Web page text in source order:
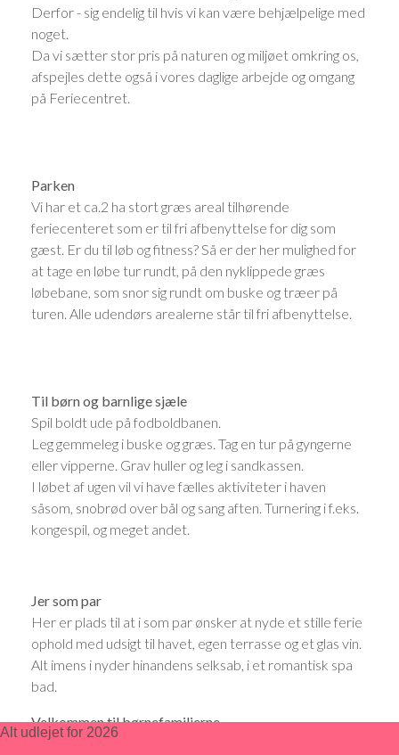
Derfor - sig endelig til hvis vi kan være behjælpelige med
noget.
Da vi sætter stor pris på naturen og miljøet omkring os,
afspejles dette også i vores daglige arbejde og omgang
på Feriecentret.
Parken
Vi har et ca.2 ha stort græs areal tilhørende
feriecenteret som er til fri afbenyttelse for dig som
gæst. Er du til løb og fitness? Så er der her mulighed for
at tage en løbe tur rundt, på den nyklippede græs
løbebane, som snor sig rundt om buske og træer på
turen. Alle udendørs arealerne står til fri afbenyttelse.
Til børn og barnlige sjæle
Spil boldt ude på fodboldbanen.
Leg gemmeleg i buske og græs. Tag en tur på gyngerne
eller vipperne. Grav huller og leg i sandkassen.
I løbet af ugen vil vi have fælles aktiviteter i haven
såsom, snobrød over bål og sang aften. Turnering i f.eks.
kongespil, og meget andet.
Jer som par
Her er plads til at i som par ønsker at nyde et stille ferie
ophold med udsigt til havet, egen terrasse og et glas vin.
Alt imens i nyder hinandens selksab, i et romantisk spa
bad.
Velkommen til børnefamilierne
Børnefamilier kan nyde godt af de dejlige udendørs
Alt udlejet for 2026